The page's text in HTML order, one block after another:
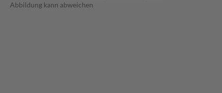
Abbildung kann abweichen